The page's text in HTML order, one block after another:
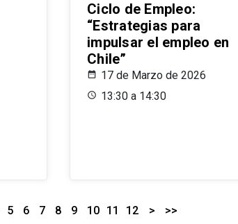
Ciclo de Empleo:
“Estrategias para
impulsar el empleo en
Chile”
17 de Marzo de 2026
13:30 a 14:30
5 6 7 8 9 10 11 12 > >>